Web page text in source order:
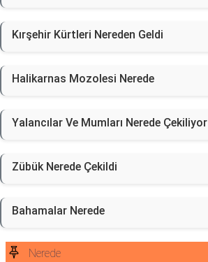
Kırşehir Kürtleri Nereden Geldi
Halikarnas Mozolesi Nerede
Yalancılar Ve Mumları Nerede Çekiliyor
Zübük Nerede Çekildi
Bahamalar Nerede
Nerede